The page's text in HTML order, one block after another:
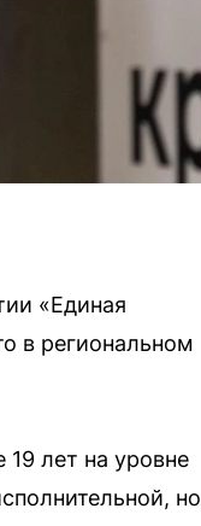
«Единая
в региональном
19 лет на уровне
но